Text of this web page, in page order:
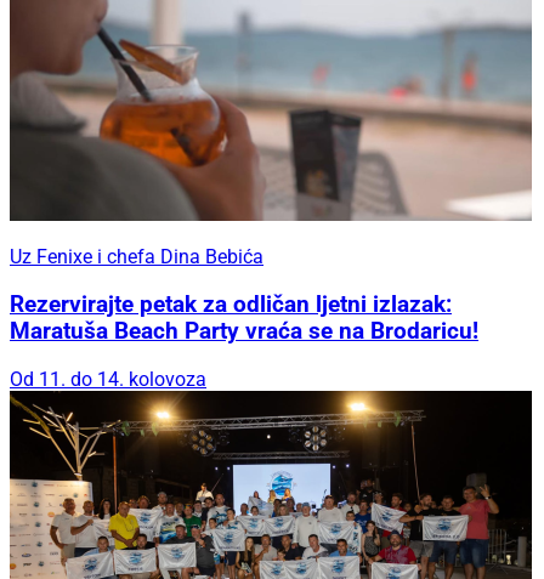
Uz Fenixe i chefa Dina Bebića
Rezervirajte petak za odličan ljetni izlazak:
Maratuša Beach Party vraća se na Brodaricu!
Od 11. do 14. kolovoza